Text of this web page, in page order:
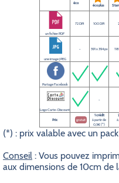
éco éco plus
un fichier PDF
72 DPI 100 DPI
une image JPEG
- 591 x 394 px
Partage Facebook
Logo Carte-Discount
-
Prix gratuit
1 crédit
à partir de
0,5€ (*)
à
(*) : prix valable avec un
Conseil : Vous pouvez
aux dimensions de 10cm de